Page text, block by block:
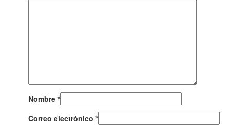
Nombre *
Correo electrónico *